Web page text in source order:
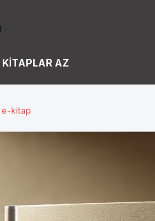
KITAPLAR AZ
e-kitap